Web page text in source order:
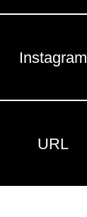
Instagram
URL